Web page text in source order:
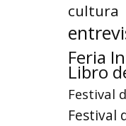
cultura
Feria
Libro
Festival
Festival